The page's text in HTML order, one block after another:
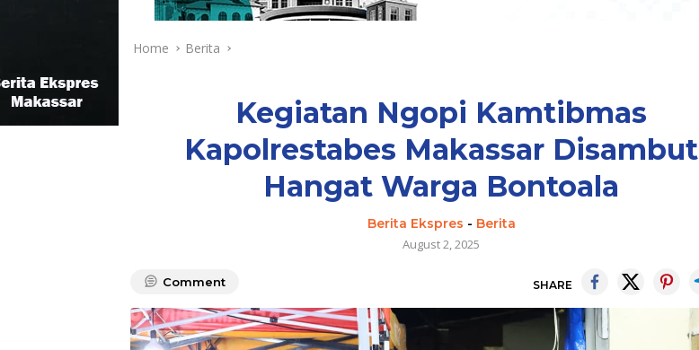
Home Berita
Kegiatan Ngopi Kamtibmas
Kapolrestabes Makassar Disambut
Hangat Warga Bontoala
Berita Ekspres - Berita
August 2, 2025
Comment SHARE